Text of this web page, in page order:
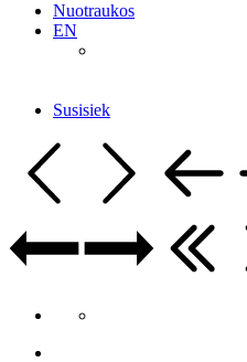
Nuotraukos
EN
Susisiek